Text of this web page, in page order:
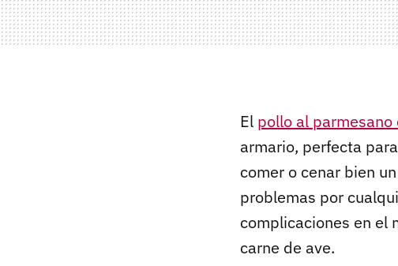
El pollo al
armario, perfecta
comer o cenar bien un
problemas por
complicaciones en el
carne de ave.